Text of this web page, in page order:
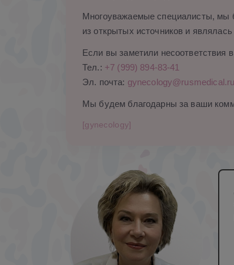
Многоуважаемые специалисты, мы
из открытых источников и
Если вы заметили несоответствия
Тел.: +7 (999) 894-83-41
Эл. почта: gynecology@rusmedical.ru
Мы будем благодарны за ваши
[gynecology]